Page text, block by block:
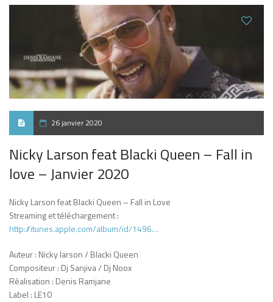
26 janvier 2020
Nicky Larson feat Blacki Queen – Fall in
love – Janvier 2020
Nicky Larson feat Blacki Queen – Fall in Love
Streaming et téléchargement :
http://itunes.apple.com/album/id/1496…
Auteur : Nicky larson / Blacki Queen
Compositeur : Dj Sanjiva / Dj Noox
Réalisation : Denis Ramjane
Label : LE10